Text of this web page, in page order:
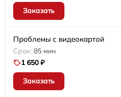
Заказать
Проблемы с видеокартой
85 мин
1 650 ₽
Заказать